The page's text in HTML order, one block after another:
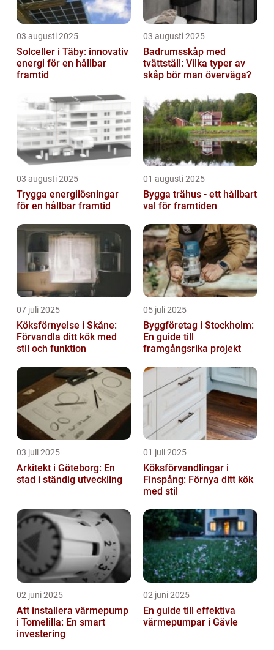
03 augusti 2025
Solceller i Täby: innovativ
energi för en hållbar
framtid
03 augusti 2025
Badrumsskåp med
tvättställ: Vilka typer av
skåp bör man överväga?
03 augusti 2025
Trygga energilösningar
för en hållbar framtid
01 augusti 2025
Bygga trähus - ett hållbart
val för framtiden
07 juli 2025
Köksförnyelse i Skåne:
Förvandla ditt kök med
stil och funktion
05 juli 2025
Byggföretag i Stockholm:
En guide till
framgångsrika projekt
03 juli 2025
Arkitekt i Göteborg: En
stad i ständig utveckling
01 juli 2025
Köksförvandlingar i
Finspång: Förnya ditt kök
med stil
02 juni 2025
Att installera värmepump
i Tomelilla: En smart
investering
02 juni 2025
En guide till effektiva
värmepumpar i Gävle